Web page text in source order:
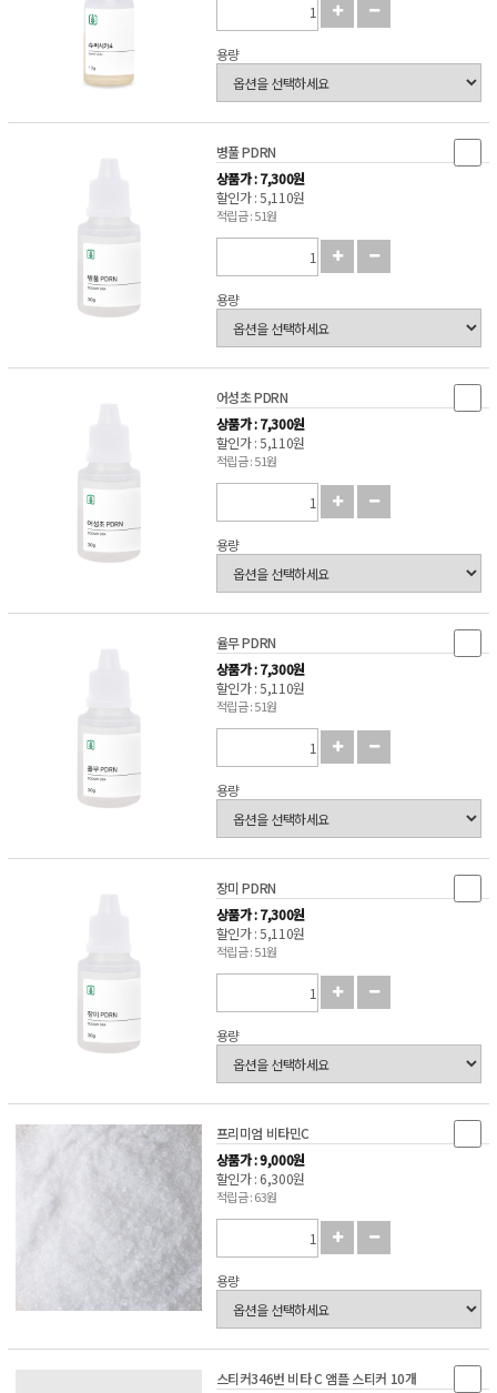
용량
병풀 PDRN
상품가 : 7,300원
할인가 : 5,110원
적립금 : 51원
용량
어성초 PDRN
상품가 : 7,300원
할인가 : 5,110원
적립금 : 51원
용량
율무 PDRN
상품가 : 7,300원
할인가 : 5,110원
적립금 : 51원
용량
장미 PDRN
상품가 : 7,300원
할인가 : 5,110원
적립금 : 51원
용량
프리미엄 비타민C
상품가 : 9,000원
할인가 : 6,300원
적립금 : 63원
용량
스티커346번 비타 C 앰플 스티커 10개